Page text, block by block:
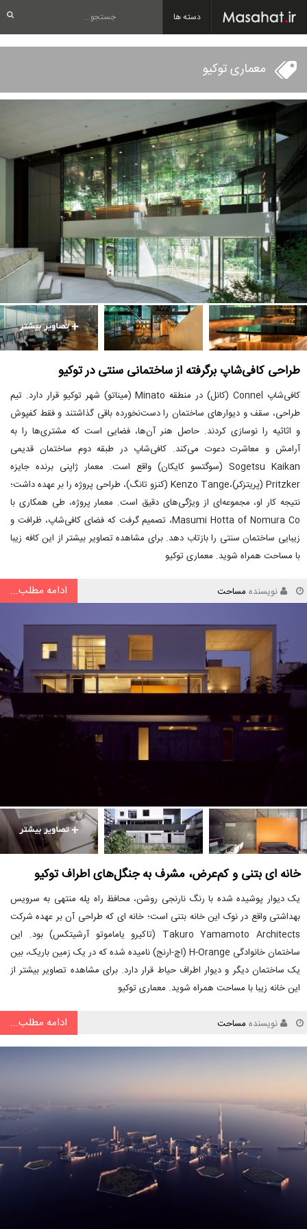
دسته ها
معماری توکیو
طراحی کافی‌شاپ برگرفته از ساختمانی سنتی در توکیو
کافی‌شاپ Connel (کانل) در منطقه Minato (میناتو) شهر توکیو قرار دارد. تیم
طراحی، سقف و دیوارهای ساختمان را دست‌نخورده باقی گذاشتند و فقط کفپوش
و اثاثیه را نوسازی کردند. حاصل هنر آن‌ها، فضایی است که مشتری‌ها را به
آرامش و معاشرت دعوت می‌کند. کافی‌شاپ در طبقه دوم ساختمان قدیمی
Sogetsu Kaikan (سوگتسو کایکان) واقع است. معمار ژاپنی برنده جایزه
Pritzker (پریتزکر)،Kenzo Tange (کنزو تانگ)، طراحی پروژه را بر عهده داشت؛
نتیجه کار او، مجموعه‌ای از ویژگی‌های دقیق است. معمار پروژه، طی همکاری با
Masumi Hotta of Nomura Co، تصمیم گرفت که فضای کافی‌شاپ، ظرافت و
زیبایی ساختمان سنتی را بازتاب دهد. برای مشاهده تصاویر بیشتر از این کافه زیبا
با مساحت همراه شوید. معماری توکیو
نویسنده مساحت ادامه مطلب...
خانه ای بتنی و کم‌عرض، مشرف به جنگل‌های اطراف توکیو
یک دیوار پوشیده شده با رنگ نارنجی روشن، محافظ راه پله منتهی به سرویس
بهداشتی واقع در نوک این خانه بتنی است؛ خانه ای که طراحی آن بر عهده شرکت
Takuro Yamamoto Architects (تاکیرو یاماموتو آرشیتکس) بود. این
ساختمان خانوادگی H-Orange (اچ-ارنج) نامیده شده که در یک زمین باریک، بین
یک ساختمان دیگر و دیوار اطراف حیاط قرار دارد. برای مشاهده تصاویر بیشتر از
این خانه زیبا با مساحت همراه شوید. معماری توکیو
نویسنده مساحت ادامه مطلب...